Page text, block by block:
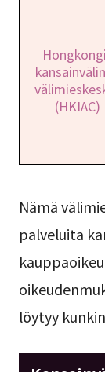
(HKIAC)
Nämä
palveluita
löytyy